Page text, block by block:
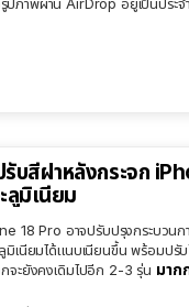
บสีฝาหลังกระจก
ลูมิเนียม
18 Pro อาจปรับปรุงกระบวนก
มิเนียมได้แนบเนียนขึ้น พร้อมปรับ
จะยังคงเดิมไปอีก 2-3 รุ่น มาก